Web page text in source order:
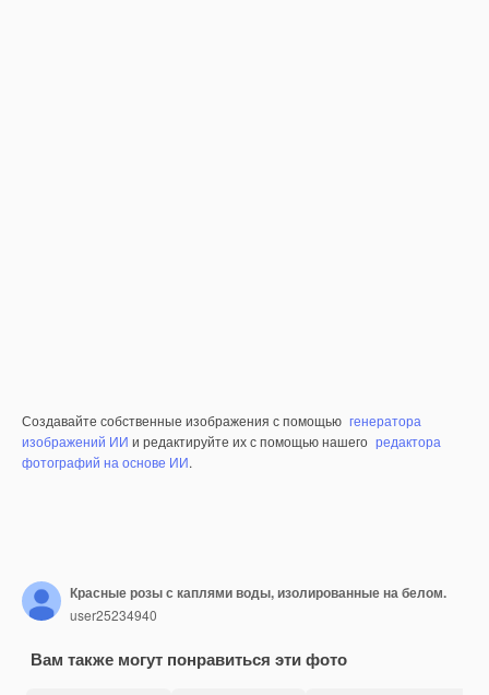
Создавайте собственные изображения с помощью генератора
изображений ИИ и редактируйте их с помощью нашего редактора
фотографий на основе ИИ.
Красные розы с каплями воды, изолированные на белом.
user25234940
Вам также могут понравиться эти фото